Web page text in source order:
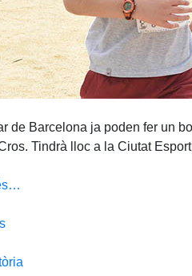
Barcelona ja poden fer un
Tindrà lloc a la Ciutat